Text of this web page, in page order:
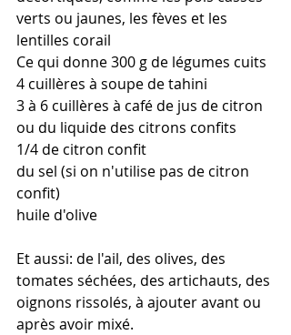
verts ou jaunes, les fèves et les
lentilles corail
Ce qui donne 300 g de légumes cuits
4 cuillères à soupe de tahini
3 à 6 cuillères à café de jus de citron
ou du liquide des citrons confits
1/4 de citron confit
du sel (si on n'utilise pas de citron
confit)
huile d'olive
Et aussi: de l'ail, des olives, des
tomates séchées, des artichauts, des
oignons rissolés, à ajouter avant ou
après avoir mixé.